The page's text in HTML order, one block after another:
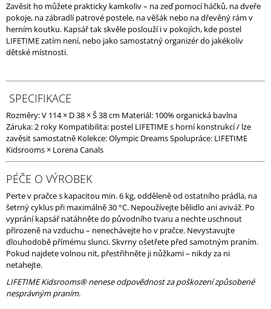
Zavěsit ho můžete prakticky kamkoliv – na zeď pomocí háčků, na dveře
pokoje, na zábradlí patrové postele, na věšák nebo na dřevěný rám v
herním koutku. Kapsář tak skvěle poslouží i v pokojích, kde postel
LIFETIME zatím není, nebo jako samostatný organizér do jakékoliv
dětské místnosti.
SPECIFIKACE
Rozměry: V 114 × D 38 × Š 38 cm Materiál: 100% organická bavlna
Záruka: 2 roky Kompatibilita: postel LIFETIME s horní konstrukcí / lze
zavěsit samostatně Kolekce: Olympic Dreams Spolupráce: LIFETIME
Kidsrooms × Lorena Canals
PÉČE O VÝROBEK
Perte v pračce s kapacitou min. 6 kg, odděleně od ostatního prádla, na
šetrný cyklus při maximálně 30 °C. Nepoužívejte bělidlo ani aviváž. Po
vyprání kapsář natáhněte do původního tvaru a nechte uschnout
přirozeně na vzduchu – nenechávejte ho v pračce. Nevystavujte
dlouhodobě přímému slunci. Skvrny ošetřete před samotným praním.
Pokud najdete volnou nit, přestřihněte ji nůžkami – nikdy za ni
netahejte.
LIFETIME Kidsrooms® nenese odpovědnost za poškození způsobené
nesprávným praním.